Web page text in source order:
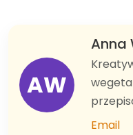
AW
Anna
Email